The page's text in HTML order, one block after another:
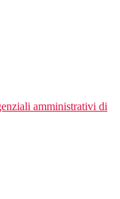
amministrativi di